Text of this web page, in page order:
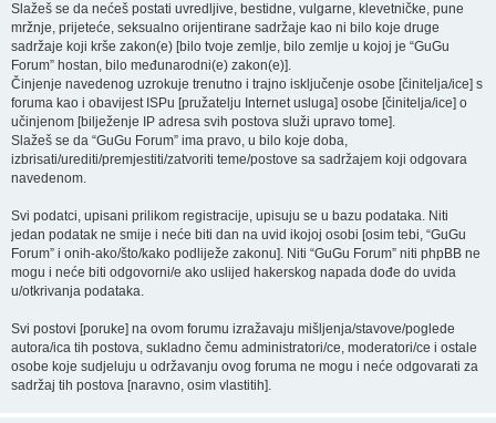
Slažeš se da nećeš postati uvredljive, bestidne, vulgarne, klevetničke, pune
mržnje, prijeteće, seksualno orijentirane sadržaje kao ni bilo koje druge
sadržaje koji krše zakon(e) [bilo tvoje zemlje, bilo zemlje u kojoj je “GuGu
Forum” hostan, bilo međunarodni(e) zakon(e)].
Činjenje navedenog uzrokuje trenutno i trajno isključenje osobe [činitelja/ice] s
foruma kao i obavijest ISPu [pružatelju Internet usluga] osobe [činitelja/ice] o
učinjenom [bilježenje IP adresa svih postova služi upravo tome].
Slažeš se da “GuGu Forum” ima pravo, u bilo koje doba,
izbrisati/urediti/premjestiti/zatvoriti teme/postove sa sadržajem koji odgovara
navedenom.
Svi podatci, upisani prilikom registracije, upisuju se u bazu podataka. Niti
jedan podatak ne smije i neće biti dan na uvid ikojoj osobi [osim tebi, “GuGu
Forum” i onih-ako/što/kako podliježe zakonu]. Niti “GuGu Forum” niti phpBB ne
mogu i neće biti odgovorni/e ako uslijed hakerskog napada dođe do uvida
u/otkrivanja podataka.
Svi postovi [poruke] na ovom forumu izražavaju mišljenja/stavove/poglede
autora/ica tih postova, sukladno čemu administratori/ce, moderatori/ce i ostale
osobe koje sudjeluju u održavanju ovog foruma ne mogu i neće odgovarati za
sadržaj tih postova [naravno, osim vlastitih].